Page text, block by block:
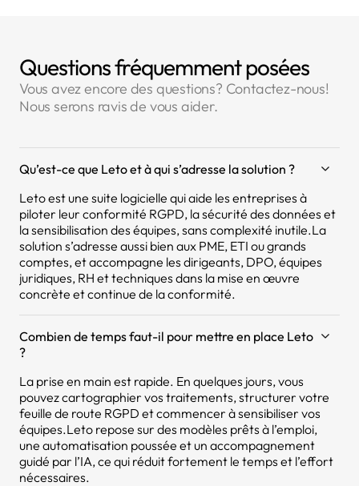
Questions fréquemment posées
Vous avez encore des questions? Contactez-nous!
Nous serons ravis de vous aider.
Qu’est-ce que Leto et à qui s’adresse la solution ?
Leto est une suite logicielle qui aide les entreprises à
piloter leur conformité RGPD, la sécurité des données et
la sensibilisation des équipes, sans complexité inutile.La
solution s’adresse aussi bien aux PME, ETI ou grands
comptes, et accompagne les dirigeants, DPO, équipes
juridiques, RH et techniques dans la mise en œuvre
concrète et continue de la conformité.
Combien de temps faut-il pour mettre en place Leto
?
La prise en main est rapide. En quelques jours, vous
pouvez cartographier vos traitements, structurer votre
feuille de route RGPD et commencer à sensibiliser vos
équipes.Leto repose sur des modèles prêts à l’emploi,
une automatisation poussée et un accompagnement
guidé par l’IA, ce qui réduit fortement le temps et l’effort
nécessaires.